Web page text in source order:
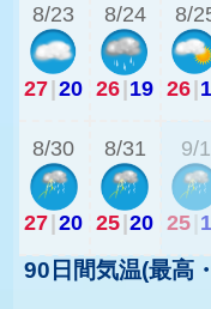
8/23
27 20
8/24
26 19
8/
26
8/30
27 20
8/31
25 20
9/1
25
90日間気温(最高